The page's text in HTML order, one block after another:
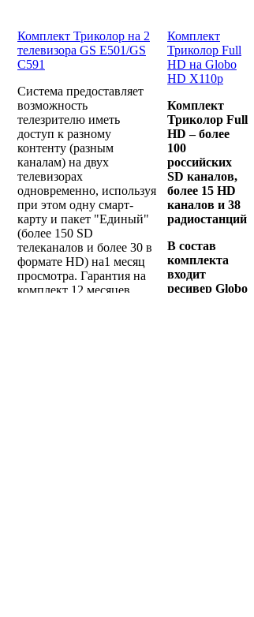
Комплект Триколор на 2
телевизора GS E501/GS
C591
Система предоставляет
возможность
телезрителю иметь
доступ к разному
контенту (разным
каналам) на двух
телевизорах
одновременно, используя
при этом одну смарт-
карту и пакет "Единый"
(более 150 SD
телеканалов и более 30 в
формате HD) на1 месяц
просмотра. Гарантия на
комплект 12 месяцев.
Комплект
Триколор Full
HD на Globo
HD X110p
Комплект
Триколор Full
HD – более
100
российских
SD каналов,
более 15 HD
каналов и 38
радиостанций
В состав
комплекта
входит
ресивер Globo